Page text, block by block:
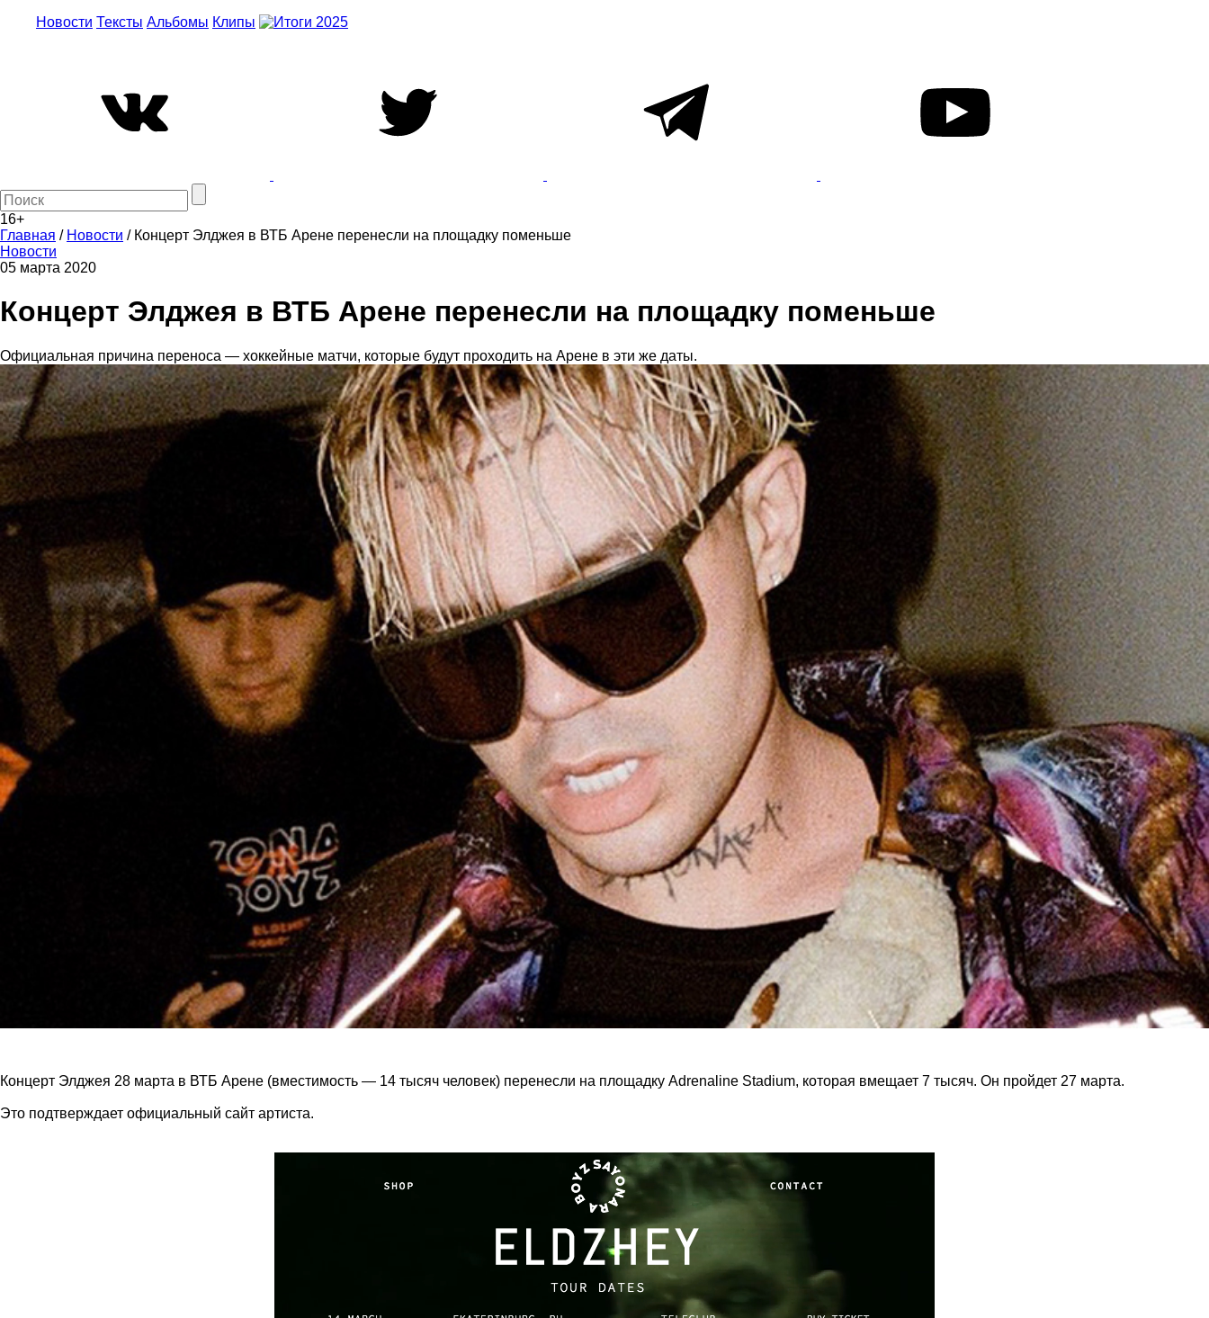
Новости Тексты Альбомы Клипы
16+
Главная / Новости / Концерт Элджея в ВТБ Арене перенесли на площадку поменьше
Новости
05 марта 2020
Концерт Элджея в ВТБ Арене перенесли на площадку поменьше
Официальная причина переноса — хоккейные матчи, которые будут проходить на Арене в эти же даты.
Концерт Элджея 28 марта в ВТБ Арене (вместимость — 14 тысяч человек) перенесли на площадку Adrenaline Stadium, которая вмещает 7 тысяч. Он пройдет 27 марта.
Это подтверждает официальный сайт артиста.